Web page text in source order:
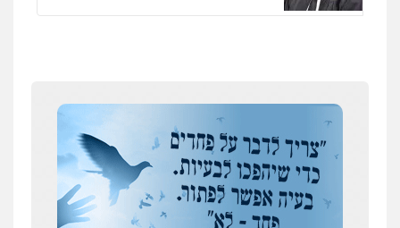
אישות
איתורים
צילום עורכי דין שירותים מקצועיים לעורכי
0504578527
רונן הלל – מוניטין
מחיקת כתבות מגוגל ודחיקת אזכורים
שליליים
שירותים מקצועיים לעורכי דין